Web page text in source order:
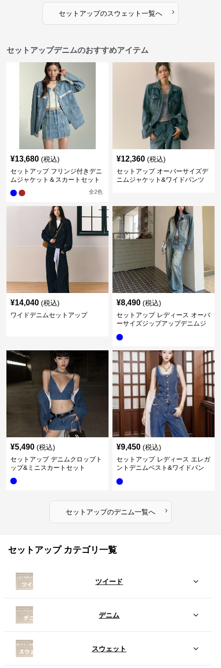
セットアップのスウェット一覧へ ›
セットアップデニムのおすすめアイテム
¥13,680 (税込)
セットアップ フリンジ付きデニ
ムジャケット＆スカートセット
全2色
¥12,360 (税込)
セットアップ オーバーサイズデ
ニムジャケット&ワイドパンツ
¥14,040 (税込)
ワイドデニムセットアップ
¥8,490 (税込)
セットアップ レディース オーバ
ーサイズジップアップデニムジ
¥5,490 (税込)
セットアップ デニムクロップト
ップ&ミニスカートセット
¥9,450 (税込)
セットアップ レディース エレガ
ントデニムベスト&ワイドパン
セットアップのデニム一覧へ ›
セットアップ カテゴリ一覧
ツイード
デニム
スウェット